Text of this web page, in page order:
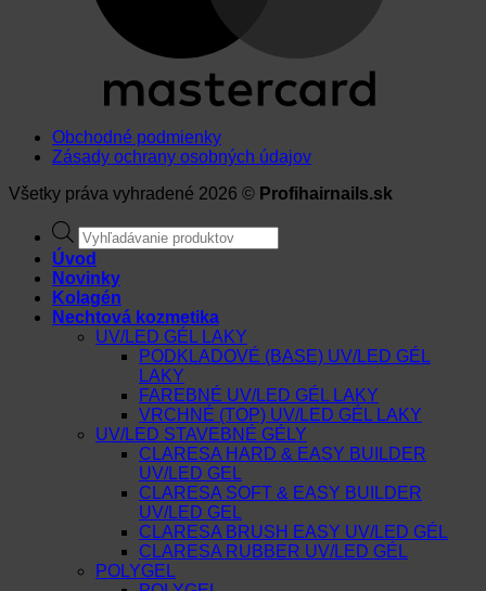
Obchodné podmienky
Zásady ochrany osobných údajov
Všetky práva vyhradené 2026 © Profihairnails.sk
Products
search
Úvod
Novinky
Kolagén
Nechtová kozmetika
UV/LED GÉL LAKY
PODKLADOVÉ (BASE) UV/LED GÉL
LAKY
FAREBNÉ UV/LED GÉL LAKY
VRCHNÉ (TOP) UV/LED GÉL LAKY
UV/LED STAVEBNÉ GÉLY
CLARESA HARD & EASY BUILDER
UV/LED GEL
CLARESA SOFT & EASY BUILDER
UV/LED GEL
CLARESA BRUSH EASY UV/LED GÉL
CLARESA RUBBER UV/LED GÉL
POLYGEL